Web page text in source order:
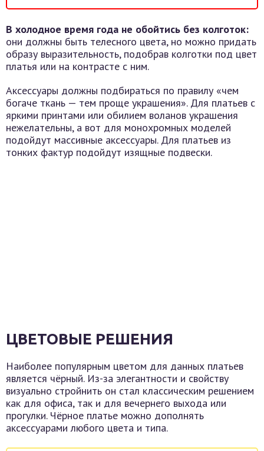
В холодное время года не обойтись без колготок:
они должны быть телесного цвета, но можно придать
образу выразительность, подобрав колготки под цвет
платья или на контрасте с ним.
Аксессуары должны подбираться по правилу «чем
богаче ткань — тем проще украшения». Для платьев с
яркими принтами или обилием воланов украшения
нежелательны, а вот для монохромных моделей
подойдут массивные аксессуары. Для платьев из
тонких фактур подойдут изящные подвески.
ЦВЕТОВЫЕ РЕШЕНИЯ
Наиболее популярным цветом для данных платьев
является чёрный. Из-за элегантности и свойству
визуально стройнить он стал классическим решением
как для офиса, так и для вечернего выхода или
прогулки. Чёрное платье можно дополнять
аксессуарами любого цвета и типа.